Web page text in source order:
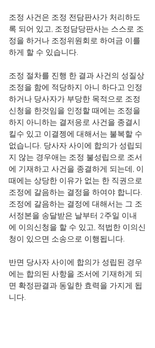
조정 사건은 조정 전담판사가 처리하도
록 되어 있고, 조정담당판사는 스스로 조
정을 하거나 조정위원회로 하여금 이를
하게 할 수 있습니다.
조정 절차를 진행 한 결과 사건의 성질상
조정을 함에 적당하지 아니 하다고 인정
하거나 당사자가 부당한 목적으로 조정
신청을 한것임을 인정할 때에는 조정을
하지 아니하는 결저응로 사건을 종결시
킬수 있고 이결젱에 대해서는 불복할 수
없습니다. 당사자 사이에 합의가 성립되
지 않는 경우애는 조정 불성립으로 조서
에 기재하고 사건을 종결하게 되는데, 이
때에는 상당한 이유가 없는 한 직권으로
조정에 갈음하는 결정을 하여야 합니다.
조정에 갈음하는 결정에 대해서는 그 조
서정본을 송달받은 날부터 2주일 이내
에 이의신청을 할 수 있고, 적법한 이의신
청이 있으면 소송으로 이행됩니다.
반면 당사자 사이에 합의가 성립된 경우
에는 합의된 사항을 조서에 기재하게 되
면 확정판결과 동일한 효력을 가지게 됩
니다.